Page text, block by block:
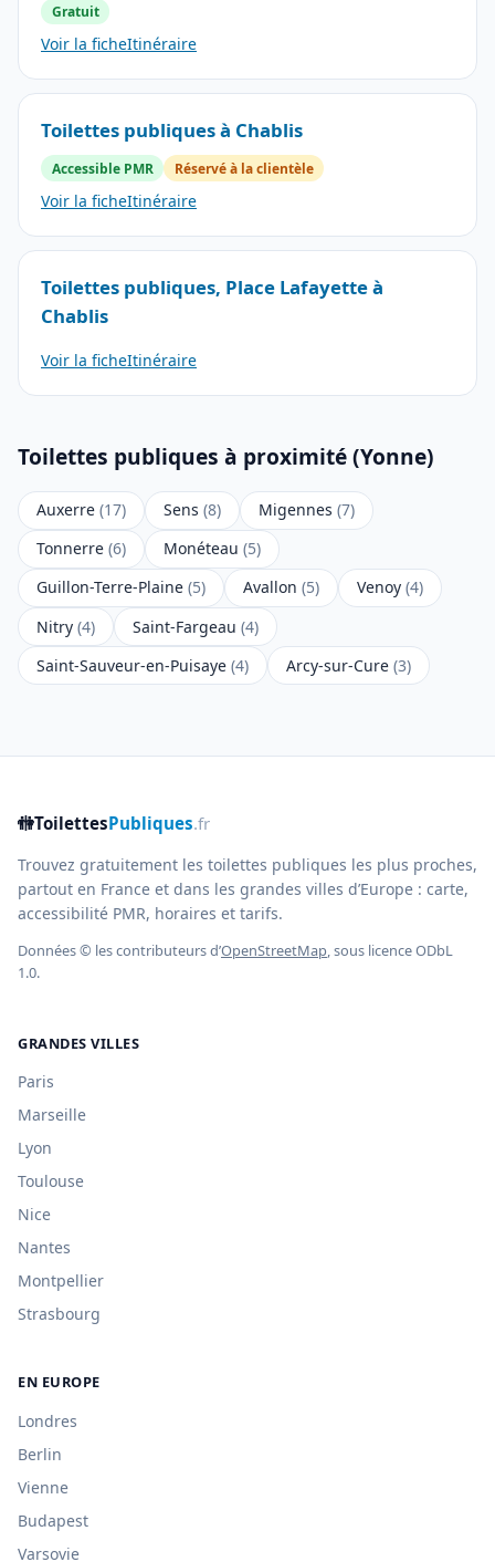
Gratuit
Voir la ficheItinéraire
Toilettes publiques à Chablis
Accessible PMR Réservé à la clientèle
Voir la ficheItinéraire
Toilettes publiques, Place Lafayette à
Chablis
Voir la ficheItinéraire
Toilettes publiques à proximité (Yonne)
Auxerre (17) Sens (8) Migennes (7)
Tonnerre (6) Monéteau (5)
Guillon-Terre-Plaine (5) Avallon (5) Venoy (4)
Nitry (4) Saint-Fargeau (4)
Saint-Sauveur-en-Puisaye (4) Arcy-sur-Cure (3)
🚻ToilettesPubliques.fr
Trouvez gratuitement les toilettes publiques les plus proches,
partout en France et dans les grandes villes d’Europe : carte,
accessibilité PMR, horaires et tarifs.
Données © les contributeurs d’OpenStreetMap, sous licence ODbL
1.0.
GRANDES VILLES
Paris
Marseille
Lyon
Toulouse
Nice
Nantes
Montpellier
Strasbourg
EN EUROPE
Londres
Berlin
Vienne
Budapest
Varsovie